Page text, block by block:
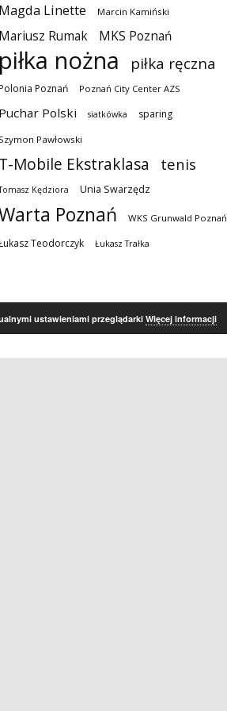
Magda Linette Marcin Kamiński
Mariusz Rumak MKS Poznań
piłka nożna piłka ręczna
Polonia Poznań Poznań City Center AZS
Puchar Polski siatkówka sparing
Szymon Pawłowski
T-Mobile Ekstraklasa tenis
Kędziora Unia Swarzędz
Poznań WKS Grunwald Poznań
Teodorczyk Łukasz Trałka
ustawieniami przeglądarki Więcej informacji